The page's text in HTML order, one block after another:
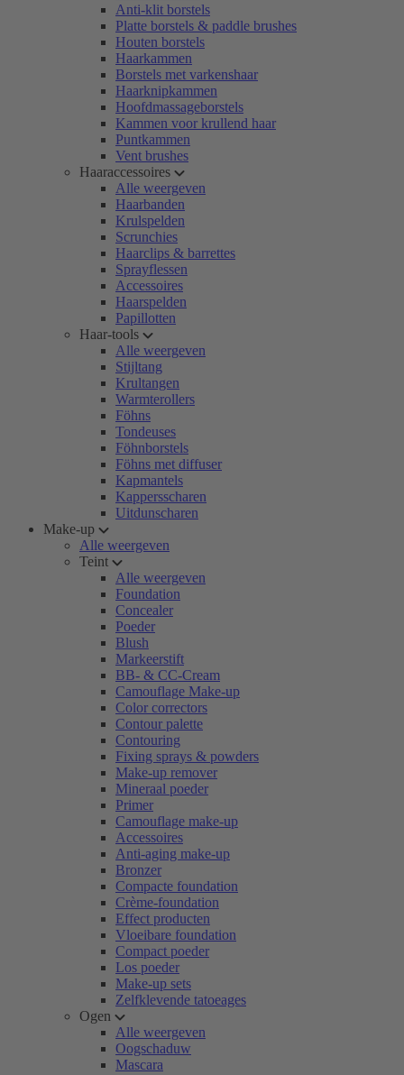
Anti-klit borstels
Platte borstels & paddle brushes
Houten borstels
Haarkammen
Borstels met varkenshaar
Haarknipkammen
Hoofdmassageborstels
Kammen voor krullend haar
Puntkammen
Vent brushes
Haaraccessoires
Alle weergeven
Haarbanden
Krulspelden
Scrunchies
Haarclips & barrettes
Sprayflessen
Accessoires
Haarspelden
Papillotten
Haar-tools
Alle weergeven
Stijltang
Krultangen
Warmterollers
Föhns
Tondeuses
Föhnborstels
Föhns met diffuser
Kapmantels
Kappersscharen
Uitdunscharen
Make-up
Alle weergeven
Teint
Alle weergeven
Foundation
Concealer
Poeder
Blush
Markeerstift
BB- & CC-Cream
Camouflage Make-up
Color correctors
Contour palette
Contouring
Fixing sprays & powders
Make-up remover
Mineraal poeder
Primer
Camouflage make-up
Accessoires
Anti-aging make-up
Bronzer
Compacte foundation
Crème-foundation
Effect producten
Vloeibare foundation
Compact poeder
Los poeder
Make-up sets
Zelfklevende tatoeages
Ogen
Alle weergeven
Oogschaduw
Mascara